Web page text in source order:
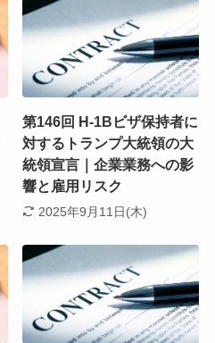
第146回 H-1Bビザ保持者に
対するトランプ大統領の大
統領宣言｜企業業務への影
響と雇用リスク
2025年9月11日(木)